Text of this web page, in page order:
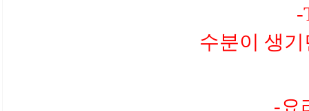
-
수분이 생
-요